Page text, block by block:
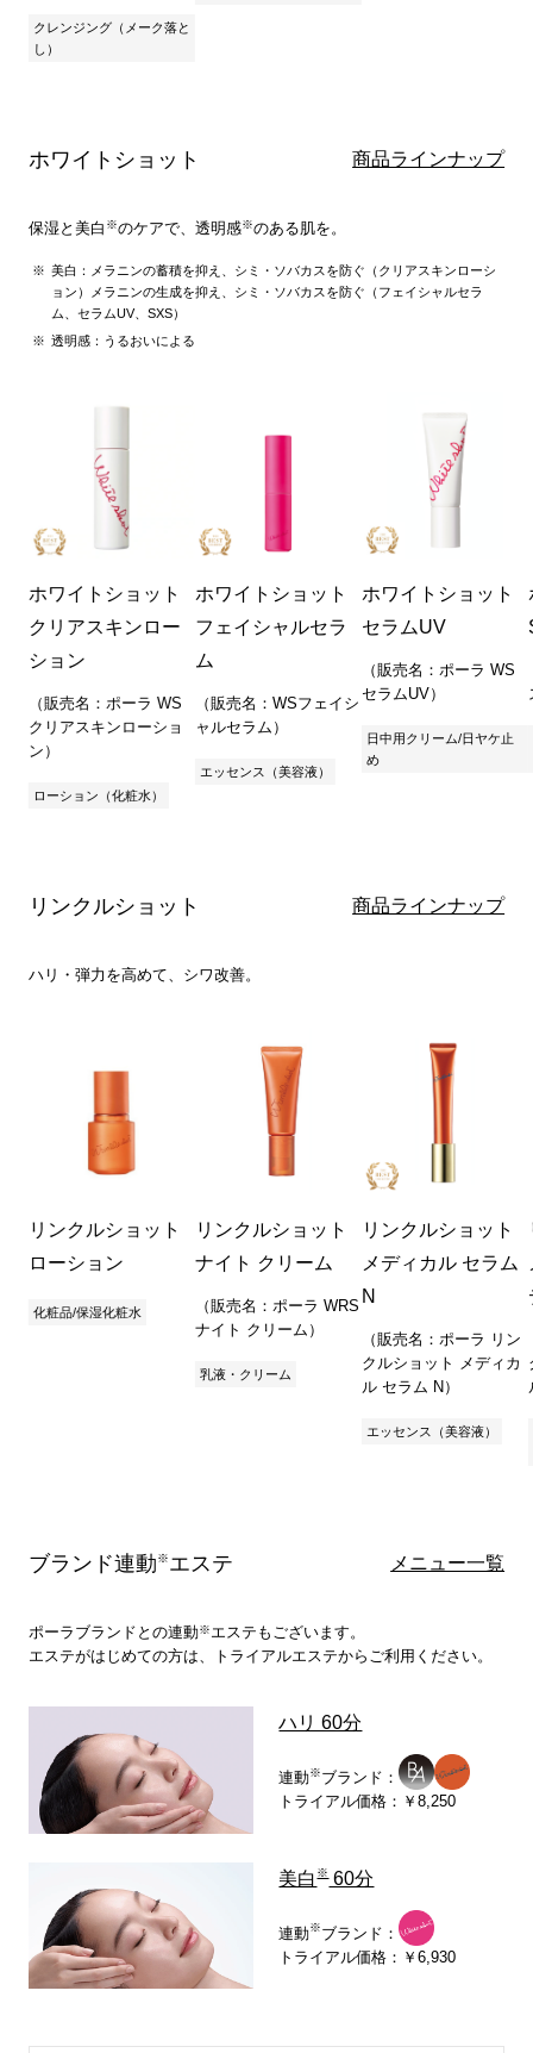
クレンジング（メーク落と
し）
ホワイトショット 商品ラインナップ
保湿と美白 ※のケアで、透明感※のある肌を。
美白：メラニンの蓄積を抑え、シミ・ソバカスを防ぐ（クリアスキンローシ
ョン）メラニンの生成を抑え、シミ・ソバカスを防ぐ（フェイシャルセラ
ム、セラムUV、SXS）
透明感：うるおいによる
ホワイトショット
クリアスキンロー
ション
（販売名：ポーラ WS
クリアスキンローショ
ン）
ローション（化粧水）
ホワイトショット
フェイシャルセラ
ム
（販売名：WSフェイシ
ャルセラム）
エッセンス（美容液）
ホワイトショット
セラムUV
（販売名：ポーラ WS
セラムUV）
日中用クリーム/日ヤケ止
め
リンクルショット 商品ラインナップ
ハリ・弾力を高めて、シワ改善。
リンクルショット
ローション
化粧品/保湿化粧水
リンクルショット
ナイト クリーム
（販売名：ポーラ WRS
ナイト クリーム）
乳液・クリーム
リンクルショット
メディカル セラム
N
（販売名：ポーラ リン
クルショット メディカ
ル セラム N）
エッセンス（美容液）
ブランド連動※エステ メニュー一覧
ポーラブランドとの連動※エステもございます。
エステがはじめての方は、トライアルエステからご利用ください。
ハリ 60分
連動※ブランド：
トライアル価格：￥8,250
美白※60分
連動※ブランド：
トライアル価格：￥6,930